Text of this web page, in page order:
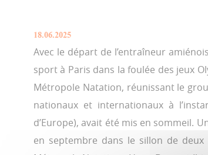
18.06.2025
Avec le départ de l’entraîneur
sport à Paris dans la foulée des jeux
Métropole Natation, réunissant le
nationaux et internationaux à
d’Europe), avait été mis en sommeil.
en septembre dans le sillon de